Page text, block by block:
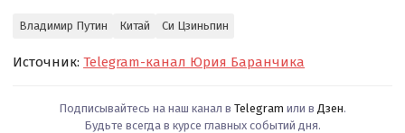
Владимир Путин Китай Си Цзиньпин
Источник:Telegram-канал Юрия Баранчика
Подписывайтесь на наш канал в Telegram или в Дзен.
Будьте всегда в курсе главных событий дня.